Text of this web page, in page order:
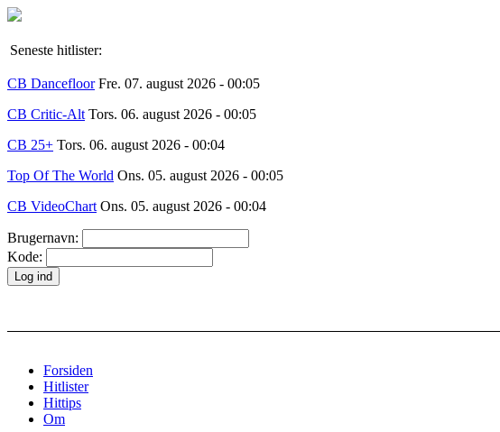
Seneste hitlister:
CB Dancefloor Fre. 07. august 2026 - 00:05
CB Critic-Alt Tors. 06. august 2026 - 00:05
CB 25+ Tors. 06. august 2026 - 00:04
Top Of The World Ons. 05. august 2026 - 00:05
CB VideoChart Ons. 05. august 2026 - 00:04
Brugernavn:
Kode:
Forsiden
Hitlister
Hittips
Om